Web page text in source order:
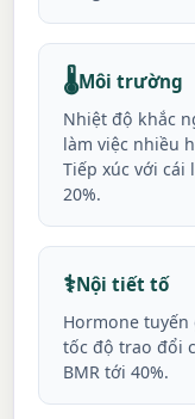
🌡️Môi trường
Nhiệt độ khắc
làm việc nhiều
Tiếp xúc với cái
20%.
⚕️Nội tiết tố
Hormone tuyến
tốc độ trao đổi
BMR tới 40%.